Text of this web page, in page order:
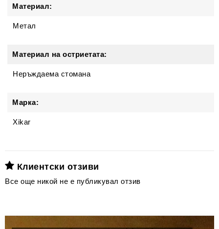
Материал:
Метал
Материал на остриетата:
Неръждаема стомана
Марка:
Xikar
Клиентски отзиви
Все още никой не е публикувал отзив